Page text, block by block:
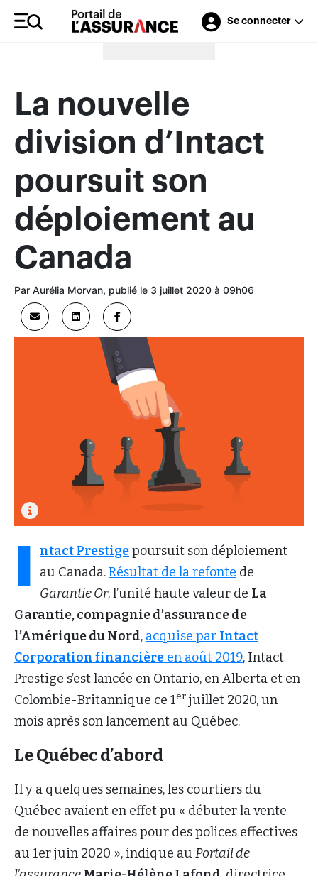
Se connecter
Merci à nos annonceurs
La nouvelle
division d’Intact
poursuit son
déploiement au
Canada
Par Aurélia Morvan, publié le 3 juillet 2020 à 09h06
ntact Prestigepoursuit son déploiement
au Canada.Résultat de la refonte de
Garantie Or, l’unité haute valeur de La
Garantie, compagnie d’assurance de
l’Amérique du Nord, acquise par Intact
Corporation financière en août 2019, Intact
Prestige s’est lancée en Ontario, en Alberta et en
Colombie-Britannique ce 1er juillet 2020, un
mois après son lancement au Québec.
Le Québec d’abord
Il y a quelques semaines, les courtiers du
Québec avaient en effet pu « débuter la vente
de nouvelles affaires pour des polices effectives
au 1er juin 2020 », indique au Portail de